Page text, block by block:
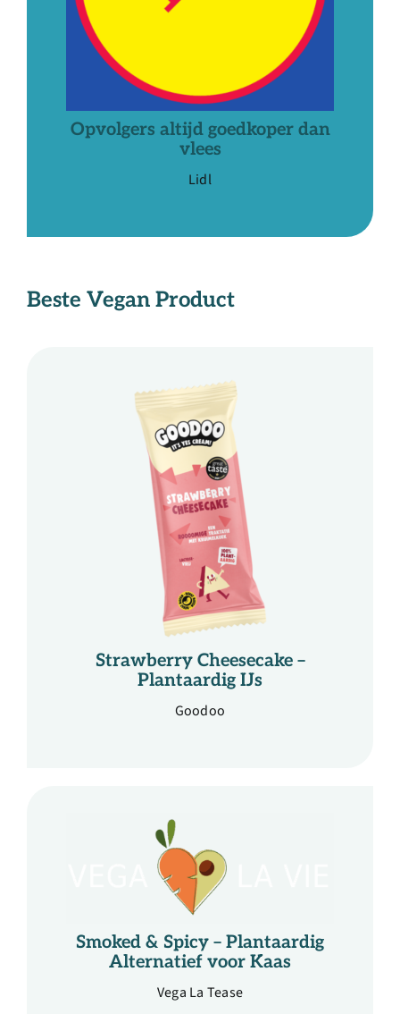
Opvolgers altijd goedkoper dan
vlees
Lidl
Beste Vegan Product
Strawberry Cheesecake –
Plantaardig IJs
Goodoo
Smoked & Spicy – Plantaardig
Alternatief voor Kaas
Vega La Tease